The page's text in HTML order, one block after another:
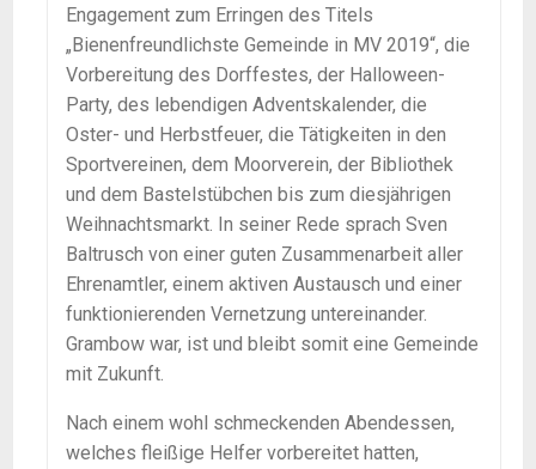
Engagement zum Erringen des Titels
„Bienenfreundlichste Gemeinde in MV 2019“, die
Vorbereitung des Dorffestes, der Halloween-
Party, des lebendigen Adventskalender, die
Oster- und Herbstfeuer, die Tätigkeiten in den
Sportvereinen, dem Moorverein, der Bibliothek
und dem Bastelstübchen bis zum diesjährigen
Weihnachtsmarkt. In seiner Rede sprach Sven
Baltrusch von einer guten Zusammenarbeit aller
Ehrenamtler, einem aktiven Austausch und einer
funktionierenden Vernetzung untereinander.
Grambow war, ist und bleibt somit eine Gemeinde
mit Zukunft.
Nach einem wohl schmeckenden Abendessen,
welches fleißige Helfer vorbereitet hatten,